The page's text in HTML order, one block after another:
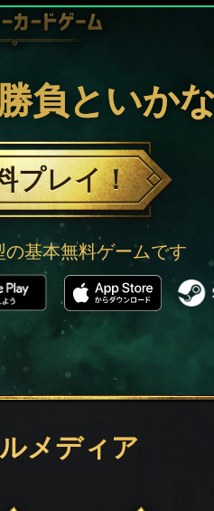
負といか
プレイ！
基本無料ゲームです
メディア